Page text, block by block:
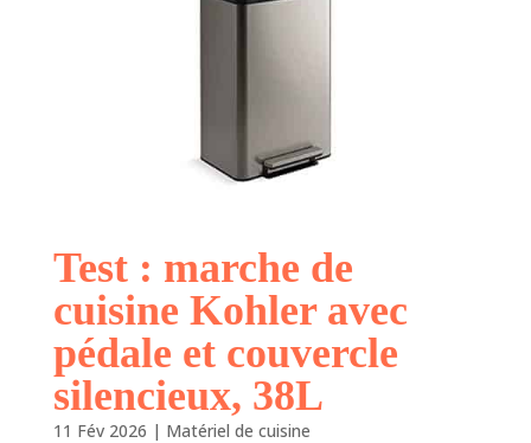
Test : marche de
cuisine Kohler avec
pédale et couvercle
silencieux, 38L
11 Fév 2026 | Matériel de cuisine